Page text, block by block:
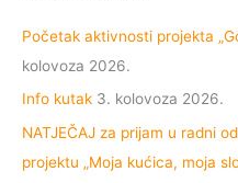
Početak aktivnosti projekta
kolovoza 2026.
Info kutak 3. kolovoza 2026.
NATJEČAJ za prijam u radni
projektu „Moja kućica, moja